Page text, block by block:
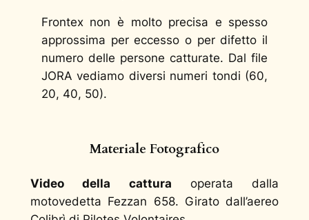
Frontex non è molto precisa e spesso
approssima per eccesso o per difetto il
numero delle persone catturate. Dal file
JORA vediamo diversi numeri tondi (60,
20, 40, 50).
Materiale Fotografico
Video della cattura operata dalla
motovedetta Fezzan 658. Girato dall’aereo